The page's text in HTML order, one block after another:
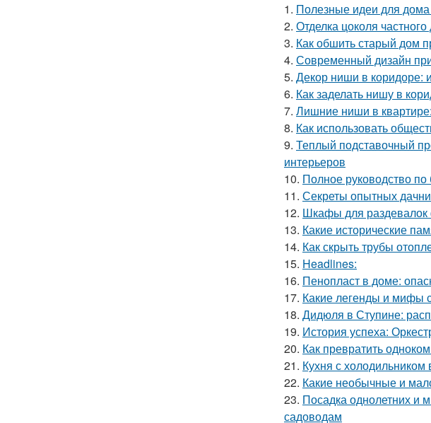
1. Полезные идеи для дома
2. Отделка цоколя
3. Как обшить старый дом
4. Современный дизайн
5. Декор ниши в коридоре:
6. Как заделать нишу в
7. Лишние ниши в
8. Как использовать
9. Теплый подставочный
интерьеров
10. Полное руководство
11. Секреты опытных
12. Шкафы для раздевалок
13. Какие исторические
14. Как скрыть трубы
15. Headlines:
16. Пенопласт в доме:
17. Какие легенды и мифы
18. Дидюля в Ступине:
19. История успеха:
20. Как превратить
21. Кухня с холодильником
22. Какие необычные и
23. Посадка однолетних и
садоводам